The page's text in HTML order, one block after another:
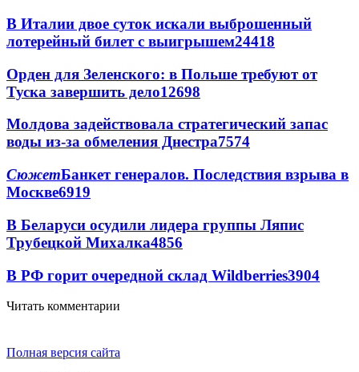
В Италии двое суток искали выброшенный
лотерейный билет с выигрышем24418
Орден для Зеленского: в Польше требуют от
Туска завершить дело12698
Молдова задействовала стратегический запас
воды из-за обмеления Днестра7574
СюжетБанкет генералов. Последствия взрыва в
Москве6919
В Беларуси осудили лидера группы Ляпис
Трубецкой Михалка4856
В РФ горит очередной склад Wildberries3904
Читать комментарии
Полная версия сайта